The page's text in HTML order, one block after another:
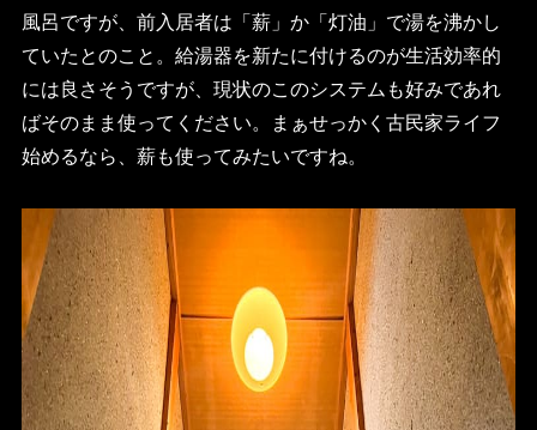
風呂ですが、前入居者は「薪」か「灯油」で湯を沸かし
ていたとのこと。給湯器を新たに付けるのが生活効率的
には良さそうですが、現状のこのシステムも好みであれ
ばそのまま使ってください。まぁせっかく古民家ライフ
始めるなら、薪も使ってみたいですね。